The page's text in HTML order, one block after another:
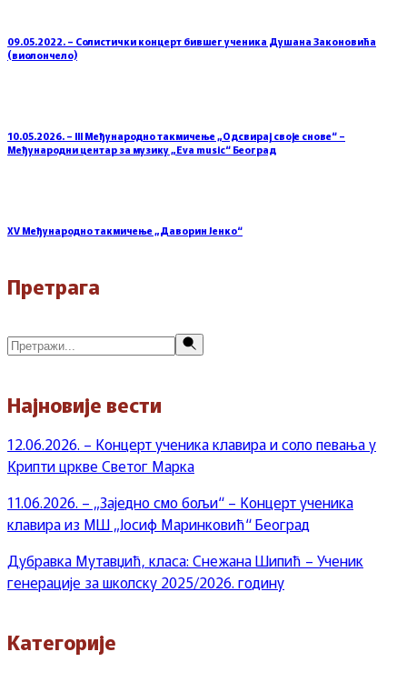
09.05.2022. – Солистички концерт бившег ученика Душана Законовића
(виолончело)
10.05.2026. – III Међународно такмичење „Одсвирај своје снове“ –
Међународни центар за музику „Eva music“ Београд
XV Међународно такмичење „Даворин Јенко“
Претрага
Претражи
Најновије вести
12.06.2026. – Концерт ученика клавира и соло певања у
Крипти цркве Светог Марка
11.06.2026. – „Заједно смо бољи“ – Концерт ученика
клавира из МШ „Јосиф Маринковић“ Београд
Дубравка Мутавџић, класа: Снежана Шипић – Ученик
генерације за школску 2025/2026. годину
Категорије